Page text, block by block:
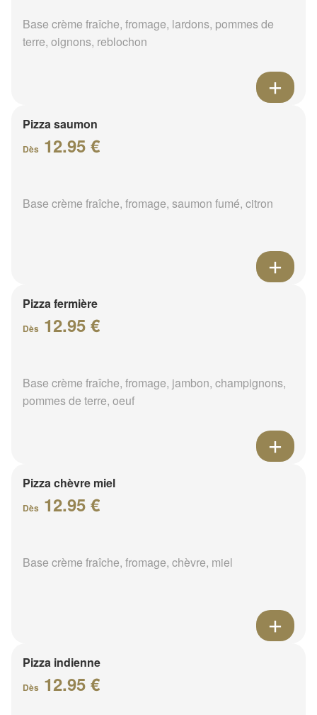
Base crème fraîche, fromage, lardons, pommes de
terre, oignons, reblochon
Pizza saumon
Dès 12.95 €
Base crème fraîche, fromage, saumon fumé, citron
Pizza fermière
Dès 12.95 €
Base crème fraîche, fromage, jambon, champignons,
pommes de terre, oeuf
Pizza chèvre miel
Dès 12.95 €
Base crème fraîche, fromage, chèvre, miel
Pizza indienne
Dès 12.95 €